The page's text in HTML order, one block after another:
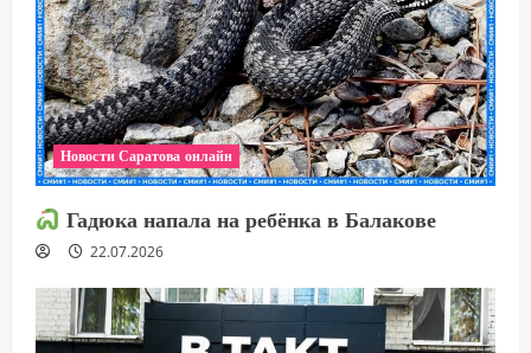
Новости Саратова онлайн
Гадюка напала на ребёнка в Балакове
22.07.2026